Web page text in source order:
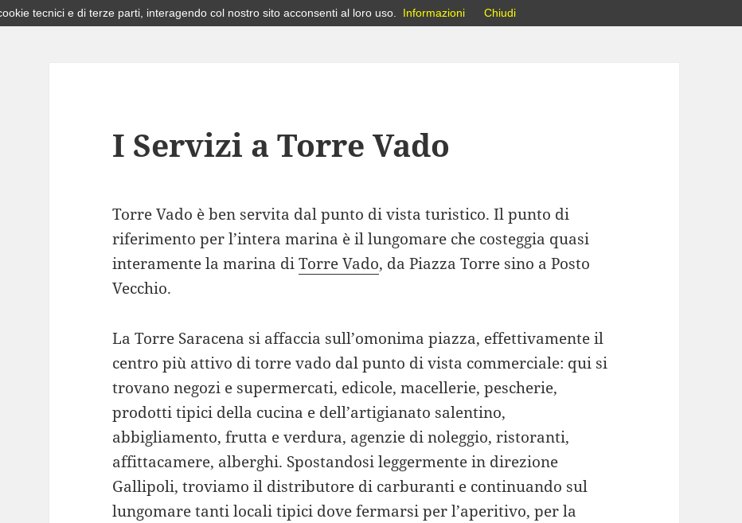
I Servizi a Torre Vado
Torre Vado è ben servita dal punto di vista turistico. Il punto di
riferimento per l’intera marina è il lungomare che costeggia quasi
interamente la marina diTorre Vado, da Piazza Torre sino a Posto
Vecchio.
La Torre Saracena si affaccia sull’omonima piazza, effettivamente il
centro più attivo di torre vado dal punto di vista commerciale: qui si
trovano negozi e supermercati, edicole, macellerie, pescherie,
prodotti tipici della cucina e dell’artigianato salentino,
abbigliamento, frutta e verdura, agenzie di noleggio, ristoranti,
affittacamere, alberghi. Spostandosi leggermente in direzione
Gallipoli, troviamo il distributore di carburanti e continuando sul
lungomare tanti locali tipici dove fermarsi per l’aperitivo, per la
tecnici e di terze parti, interagendo col nostro sito acconsenti al loro uso. Informazioni Chiudi